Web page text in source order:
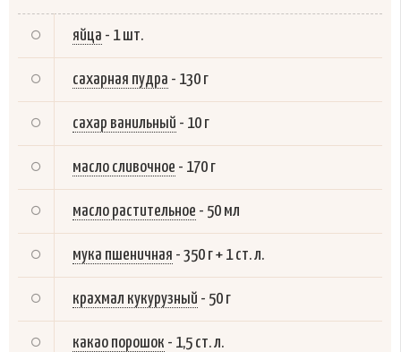
яйца - 1 шт.
сахарная пудра - 130 г
сахар ванильный - 10 г
масло сливочное - 170 г
масло растительное - 50 мл
мука пшеничная - 350 г + 1 ст. л.
крахмал кукурузный - 50 г
какао порошок - 1,5 ст. л.